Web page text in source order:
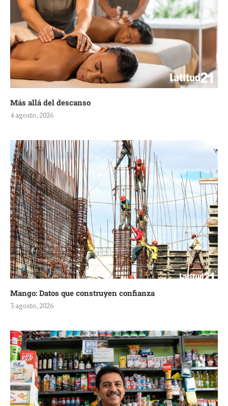
Más allá del descanso
4 agosto, 2026
Mango: Datos que construyen confianza
3 agosto, 2026